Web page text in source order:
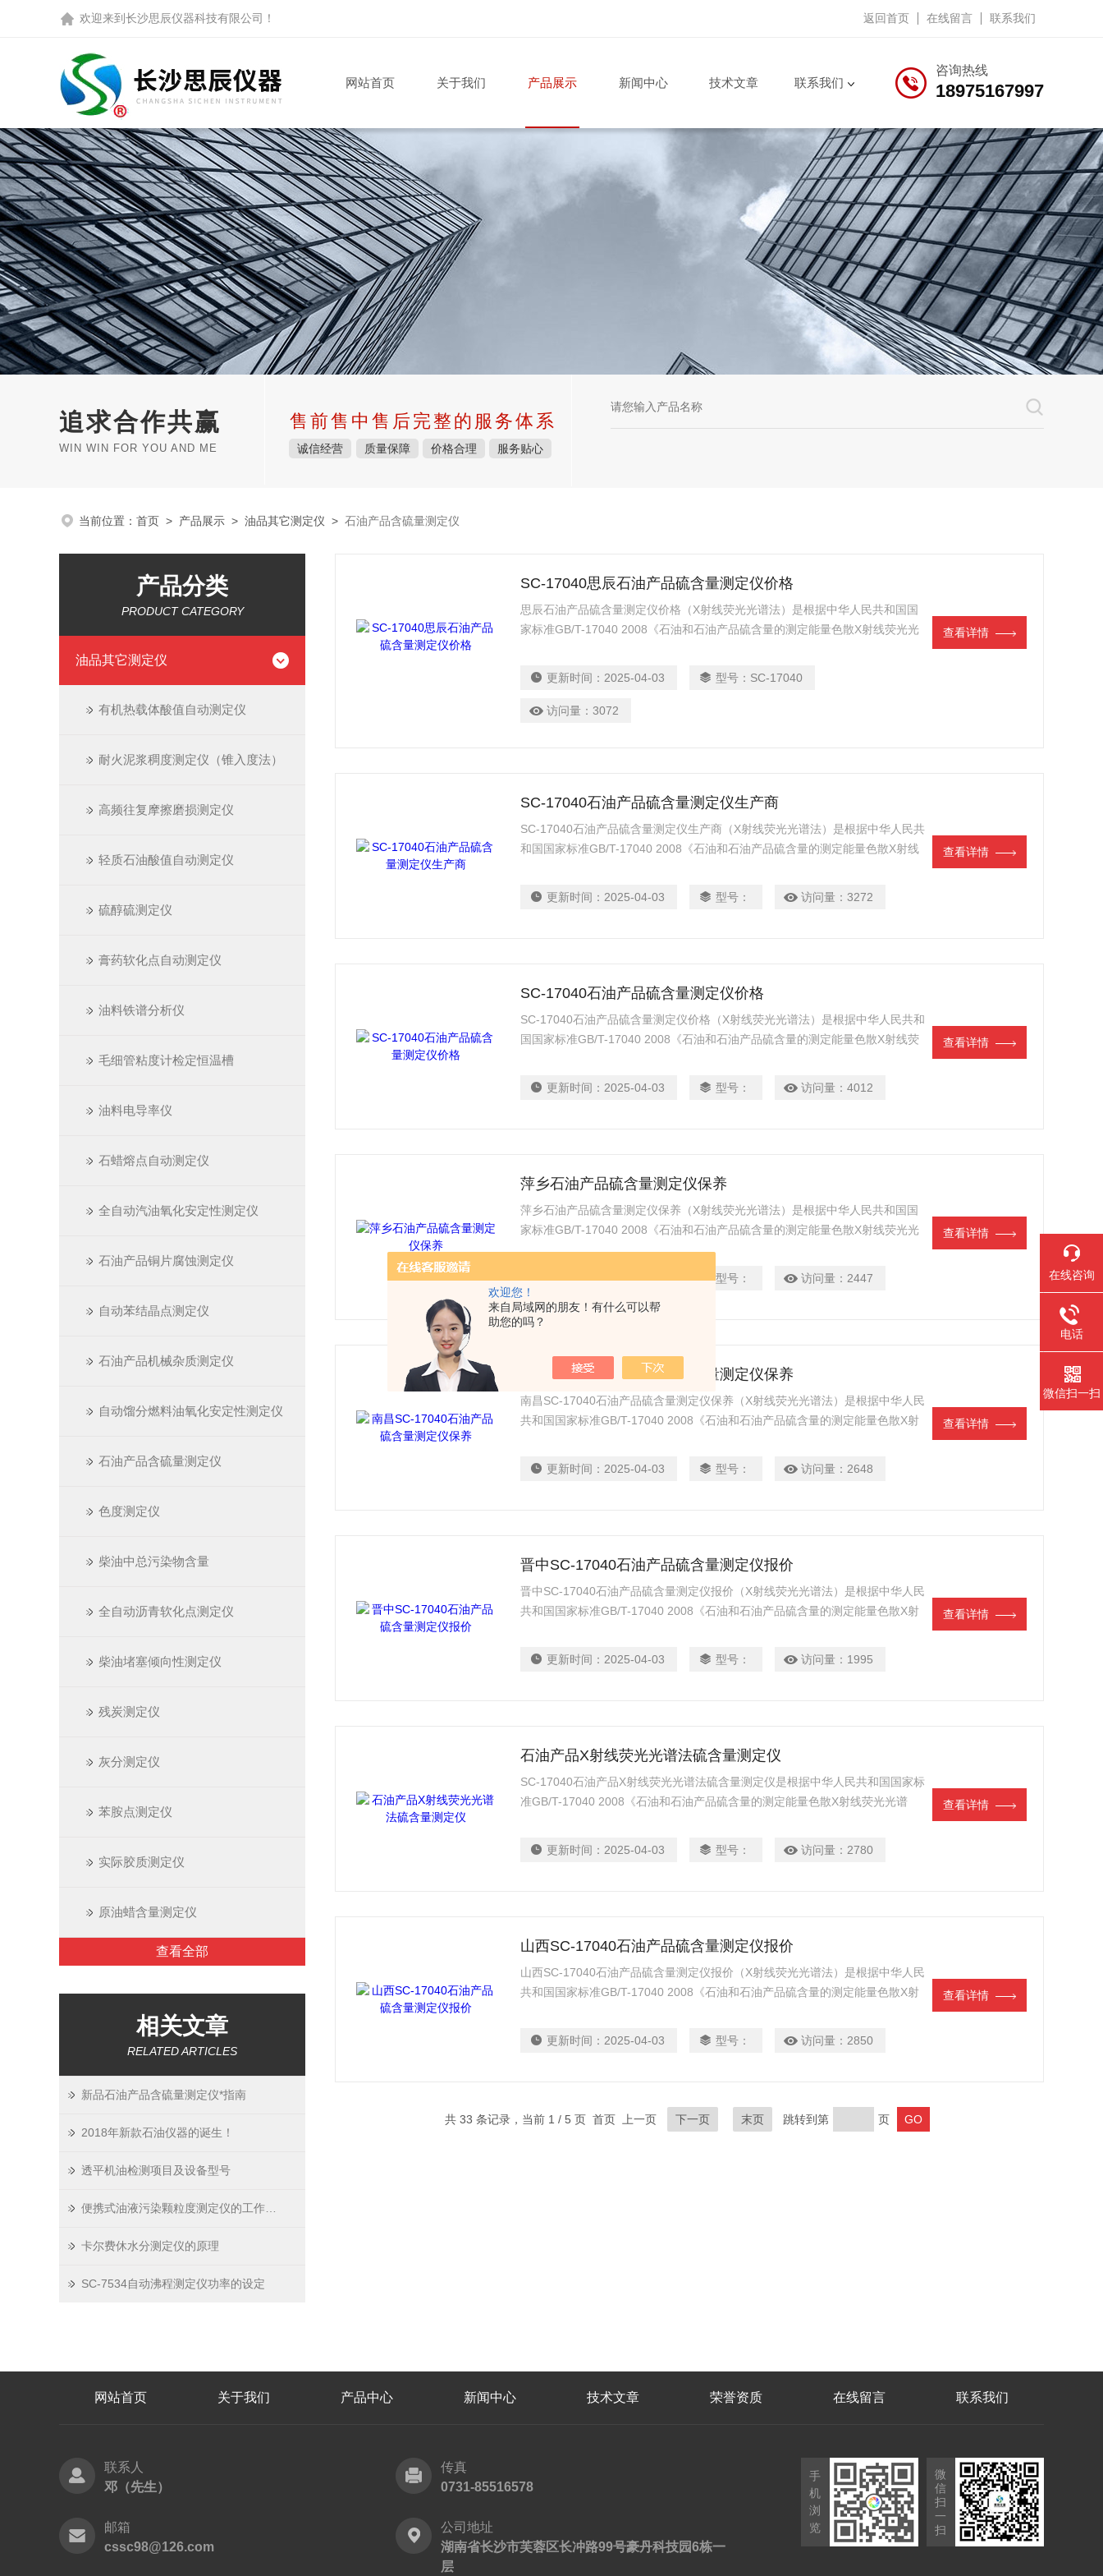
欢迎您！
来自局域网的朋友！有什么可以帮
助您的吗？
欢迎来到 长沙思辰仪器科技有限公司 ！ 返回首页 在线留言 联系我们
咨询热线
18975167997
网站首页 关于我们 产品展示 新闻中心 技术文章 联系我们
追求合作共赢
WIN WIN FOR YOU AND ME
售前售中售后完整的服务体系
诚信经营 质量保障 价格合理 服务贴心
当前位置： 首页 > 产品展示 > 油品其它测定仪 > 石油产品含硫量测定仪
产品分类
PRODUCT CATEGORY
油品其它测定仪
有机热载体酸值自动测定仪
耐火泥浆稠度测定仪（锥入度法）
高频往复摩擦磨损测定仪
轻质石油酸值自动测定仪
硫醇硫测定仪
膏药软化点自动测定仪
油料铁谱分析仪
毛细管粘度计检定恒温槽
油料电导率仪
石蜡熔点自动测定仪
全自动汽油氧化安定性测定仪
石油产品铜片腐蚀测定仪
自动苯结晶点测定仪
石油产品机械杂质测定仪
自动馏分燃料油氧化安定性测定仪
石油产品含硫量测定仪
色度测定仪
柴油中总污染物含量
全自动沥青软化点测定仪
柴油堵塞倾向性测定仪
残炭测定仪
灰分测定仪
苯胺点测定仪
实际胶质测定仪
原油蜡含量测定仪
查看全部
相关文章
RELATED ARTICLES
新品石油产品含硫量测定仪*指南
2018年新款石油仪器的诞生！
透平机油检测项目及设备型号
卡尔费休水分测定仪的原理
SC-7534自动沸程测定仪功率的设定
SC-17040思辰石油产品硫含量测定仪价格
思辰石油产品硫含量测定仪价格（X射线荧光光谱法）是根据中华人民共和国国
家标准GB/T-17040 2008《石油和石油产品硫含量的测定能量色散X射线荧光光
更新时间： 2025-04-03 型号： SC-17040
访问量：3072
查看详情
SC-17040石油产品硫含量测定仪生产商
SC-17040石油产品硫含量测定仪生产商（X射线荧光光谱法）是根据中华人民共
和国国家标准GB/T-17040 2008《石油和石油产品硫含量的测定能量色散X射线
更新时间： 2025-04-03 型号： 访问量：3272
查看详情
SC-17040石油产品硫含量测定仪价格
SC-17040石油产品硫含量测定仪价格（X射线荧光光谱法）是根据中华人民共和
国国家标准GB/T-17040 2008《石油和石油产品硫含量的测定能量色散X射线荧
更新时间： 2025-04-03 型号： 访问量：4012
查看详情
萍乡石油产品硫含量测定仪保养
萍乡石油产品硫含量测定仪保养（X射线荧光光谱法）是根据中华人民共和国国
家标准GB/T-17040 2008《石油和石油产品硫含量的测定能量色散X射线荧光光
谱法》的相关要求设计制造
更新时间：2025-04-03 型号： 访问量： 2447
查看详情
南昌SC-17040石油产品硫含量测定仪保养
南昌SC-17040石油产品硫含量测定仪保养（X射线荧光光谱法）是根据中华人民
共和国国家标准GB/T-17040 2008《石油和石油产品硫含量的测定能量色散X射
更新时间： 2025-04-03 型号： 访问量： 2648
查看详情
晋中SC-17040石油产品硫含量测定仪报价
晋中SC-17040石油产品硫含量测定仪报价（X射线荧光光谱法）是根据中华人民
共和国国家标准GB/T-17040 2008《石油和石油产品硫含量的测定能量色散X射
更新时间： 2025-04-03 型号： 访问量： 1995
查看详情
石油产品X射线荧光光谱法硫含量测定仪
SC-17040石油产品X射线荧光光谱法硫含量测定仪是根据中华人民共和国国家标
准GB/T-17040 2008《石油和石油产品硫含量的测定能量色散X射线荧光光谱
更新时间： 2025-04-03 型号： 访问量： 2780
查看详情
山西SC-17040石油产品硫含量测定仪报价
山西SC-17040石油产品硫含量测定仪报价（X射线荧光光谱法）是根据中华人民
共和国国家标准GB/T-17040 2008《石油和石油产品硫含量的测定能量色散X射
更新时间： 2025-04-03 型号： 访问量： 2850
查看详情
共 33 条记录，当前 1 / 5 页 首页 上一页 下一页 末页 跳转到第 页
网站首页 关于我们 产品中心 新闻中心 技术文章 荣誉资质 在线留言 联系我们
联系人
邓（先生）
传真
0731-85516578
邮箱
cssc98@126.com
公司地址
湖南省长沙市芙蓉区长冲路99号豪丹科技园6栋一
层
手
机
浏
览
微
信
扫
一
扫
在线咨询
电话
微信扫一扫